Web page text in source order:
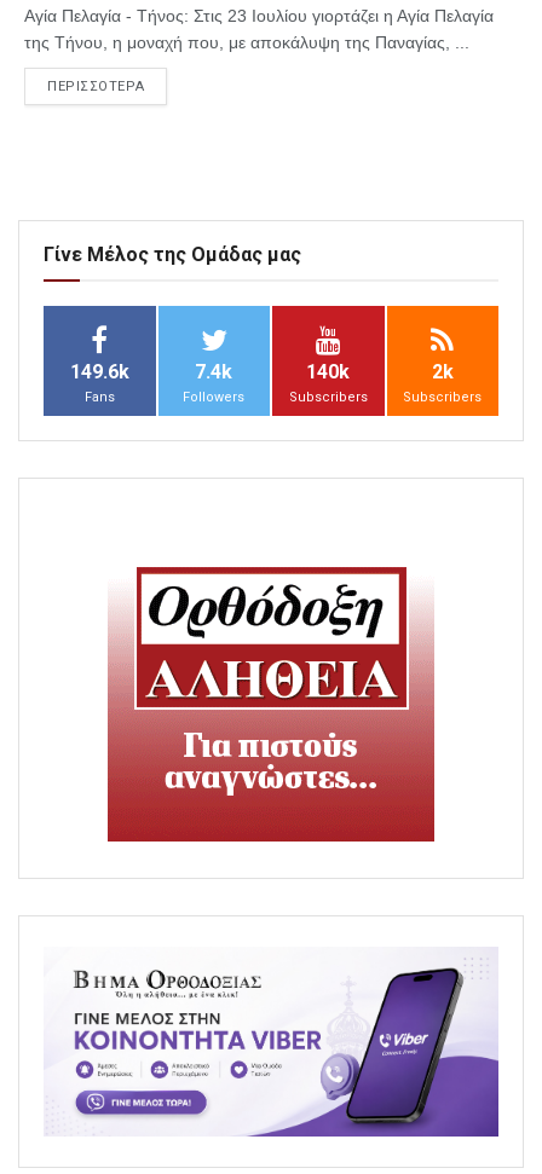
Αγία Πελαγία - Τήνος: Στις 23 Ιουλίου γιορτάζει η Αγία Πελαγία
της Τήνου, η μοναχή που, με αποκάλυψη της Παναγίας, ...
ΠΕΡΙΣΣΟΤΕΡΑ
Γίνε Μέλος της Ομάδας μας
149.6k
Fans
7.4k
Followers
140k
Subscribers
2k
Subscribers